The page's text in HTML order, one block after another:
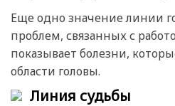
Еще одно значение линии
проблем, связанных с
показывает болезни,
области головы.
Линия судьбы